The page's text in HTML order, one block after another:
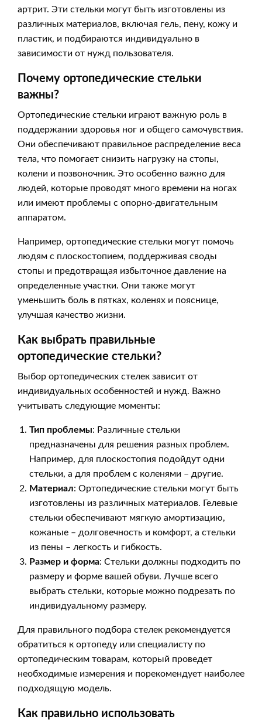
артрит. Эти стельки могут быть изготовлены из
различных материалов, включая гель, пену, кожу и
пластик, и подбираются индивидуально в
зависимости от нужд пользователя.
Почему ортопедические стельки
важны?
Ортопедические стельки играют важную роль в
поддержании здоровья ног и общего самочувствия.
Они обеспечивают правильное распределение веса
тела, что помогает снизить нагрузку на стопы,
колени и позвоночник. Это особенно важно для
людей, которые проводят много времени на ногах
или имеют проблемы с опорно-двигательным
аппаратом.
Например, ортопедические стельки могут помочь
людям с плоскостопием, поддерживая своды
стопы и предотвращая избыточное давление на
определенные участки. Они также могут
уменьшить боль в пятках, коленях и пояснице,
улучшая качество жизни.
Как выбрать правильные
ортопедические стельки?
Выбор ортопедических стелек зависит от
индивидуальных особенностей и нужд. Важно
учитывать следующие моменты:
Тип проблемы: Различные стельки
предназначены для решения разных проблем.
Например, для плоскостопия подойдут одни
стельки, а для проблем с коленями – другие.
Материал: Ортопедические стельки могут быть
изготовлены из различных материалов. Гелевые
стельки обеспечивают мягкую амортизацию,
кожаные – долговечность и комфорт, а стельки
из пены – легкость и гибкость.
Размер и форма: Стельки должны подходить по
размеру и форме вашей обуви. Лучше всего
выбрать стельки, которые можно подрезать по
индивидуальному размеру.
Для правильного подбора стелек рекомендуется
обратиться к ортопеду или специалисту по
ортопедическим товарам, который проведет
необходимые измерения и порекомендует наиболее
подходящую модель.
Как правильно использовать